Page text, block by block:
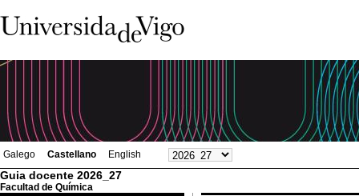
Galego Castellano English
Guia docente 2026_27
Facultad de Química